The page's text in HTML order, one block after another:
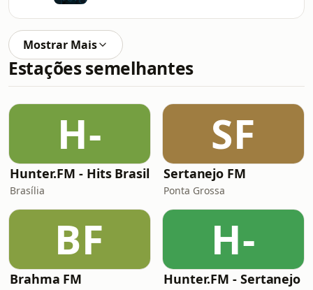
Mostrar Mais
Estações semelhantes
H-
Hunter.FM - Hits Brasil
Brasília
SF
Sertanejo FM
Ponta Grossa
BF
Brahma FM
H-
Hunter.FM - Sertanejo